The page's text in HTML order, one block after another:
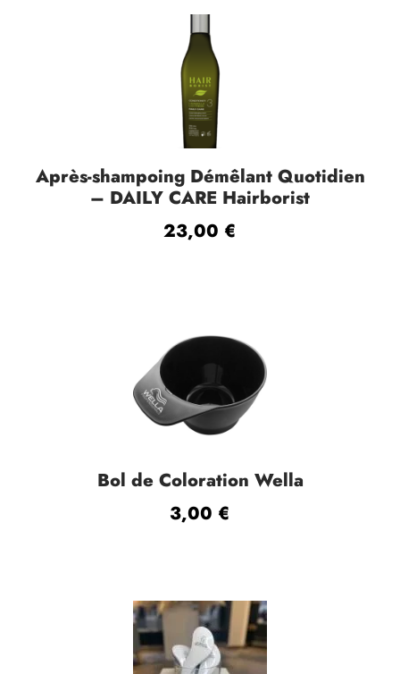
Après-shampoing Démêlant Quotidien
– DAILY CARE Hairborist
23,00 €
Bol de Coloration Wella
3,00 €